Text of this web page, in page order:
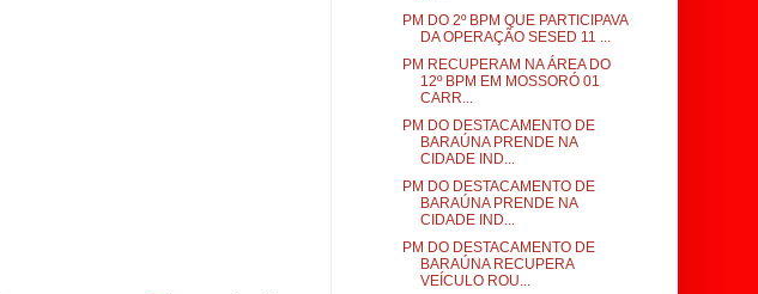
PM DO 2º BPM QUE PARTICIPAVA
DA OPERAÇÃO SESED 11 ...
PM RECUPERAM NA ÁREA DO
12º BPM EM MOSSORÓ 01
CARR...
PM DO DESTACAMENTO DE
BARAÚNA PRENDE NA
CIDADE IND...
PM DO DESTACAMENTO DE
BARAÚNA PRENDE NA
CIDADE IND...
PM DO DESTACAMENTO DE
BARAÚNA RECUPERA
VEÍCULO ROU...